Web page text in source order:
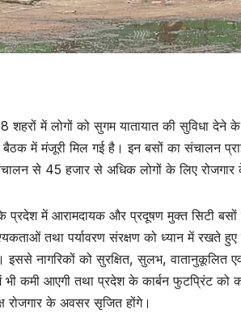
में लोगों को सुगम यातायात की सुविधा देने
में मंजूरी मिल गई है। इन बसों का संचालन
से 45 हजार से अधिक लोगों के लिए
प्रदेश में आरामदायक और प्रदूषण मुक्त सिटी
तथा पर्यावरण संरक्षण को ध्यान में रखते
नागरिकों को सुरक्षित, सुलभ, वातानुकूलित
भी कमी आएगी तथा प्रदेश के कार्बन फुटप्रिंट को
रोजगार के अवसर सृजित होंगे।